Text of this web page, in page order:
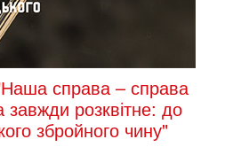
справа – справа
розквітне: до
збройного чину"